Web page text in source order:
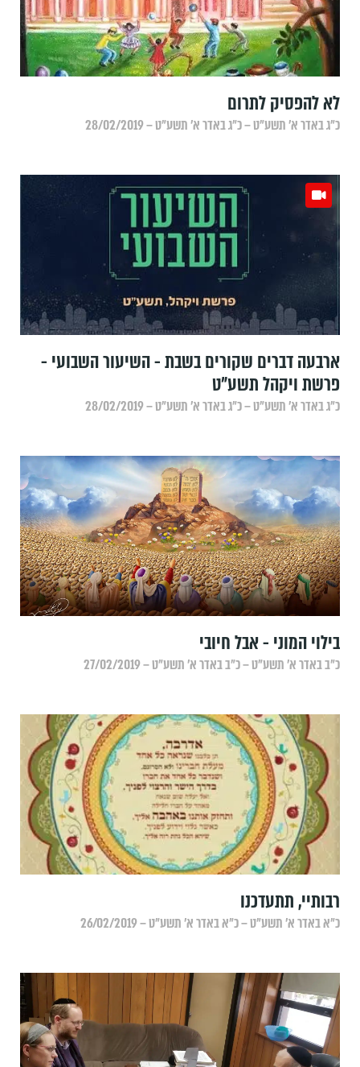
לא להפסיק לתרום
כ״ג באדר א׳ תשע״ט – כ״ג באדר א׳ תשע״ט – 28/02/2019
ארבעה דברים שקורים בשבת - השיעור השבועי -
פרשת ויקהל תשע"ט
כ״ג באדר א׳ תשע״ט – כ״ג באדר א׳ תשע״ט – 28/02/2019
בילוי המוני - אבל חיובי
כ״ב באדר א׳ תשע״ט – כ״ב באדר א׳ תשע״ט – 27/02/2019
רבותיי, תתעדכנו
כ״א באדר א׳ תשע״ט – כ״א באדר א׳ תשע״ט – 26/02/2019